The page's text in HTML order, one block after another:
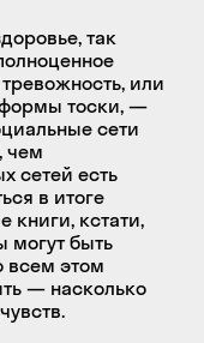
так
или
формы тоски, —
сети
чем
сетей есть
в итоге
книги, кстати,
могут быть
всем этом
— насколько